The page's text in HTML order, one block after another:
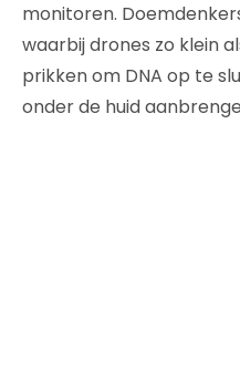
monitoren.
waarbij drones zo klein
prikken om DNA op te
onder de huid